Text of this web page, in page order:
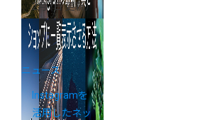
2月7日 更新）
ニュース
Instagramを
活用したネッ